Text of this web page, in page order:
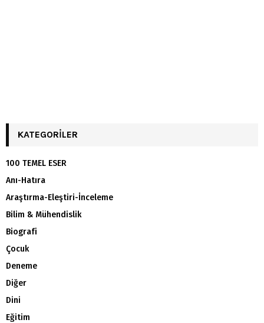
KATEGORILER
100 TEMEL ESER
Anı-Hatıra
Araştırma-Eleştiri-İnceleme
Bilim & Mühendislik
Biografi
Çocuk
Deneme
Diğer
Dini
Eğitim